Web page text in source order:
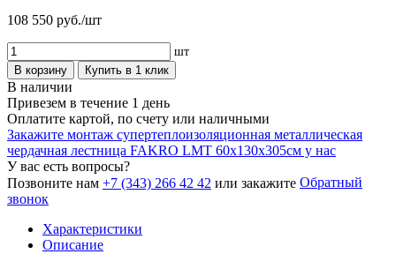
108 550 руб./шт
шт
В корзину
Купить в 1 клик
В наличии
Привезем в течение 1 день
Оплатите картой, по счету или наличными
Закажите монтаж супертеплоизоляционная металлическая
чердачная лестница FAKRO LMT 60х130х305см у нас
У вас есть вопросы?
Позвоните нам +7 (343) 266 42 42 или закажите Обратный
звонок
Характеристики
Описание